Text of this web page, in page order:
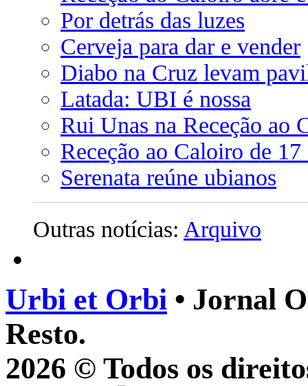
Por detrás das luzes
Cerveja para dar e vender
Diabo na Cruz levam
Latada: UBI é nossa
Rui Unas na Receção ao
Receção ao Caloiro de
Serenata reúne ubianos
Outras notícias: Arquivo
Urbi et Orbi • Jornal
Resto.
2026 © Todos os